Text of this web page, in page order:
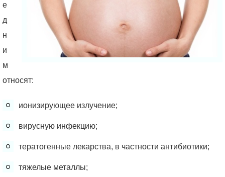
е
д
н
и
м
относят:
ионизирующее излучение;
вирусную инфекцию;
тератогенные лекарства, в частности антибиотики;
тяжелые металлы;